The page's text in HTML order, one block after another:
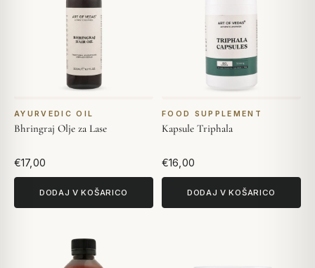
AYURVEDIC OIL
Bhringraj Olje za Lase
€17,00
DODAJ V KOŠARICO
FOOD SUPPLEMENT
Kapsule Triphala
€16,00
DODAJ V KOŠARICO